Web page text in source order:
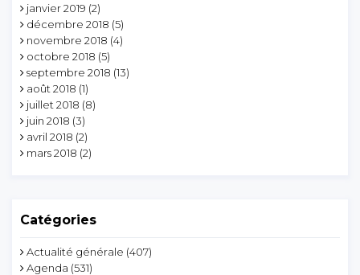
janvier 2019 (2)
décembre 2018 (5)
novembre 2018 (4)
octobre 2018 (5)
septembre 2018 (13)
août 2018 (1)
juillet 2018 (8)
juin 2018 (3)
avril 2018 (2)
mars 2018 (2)
Catégories
Actualité générale (407)
Agenda (531)